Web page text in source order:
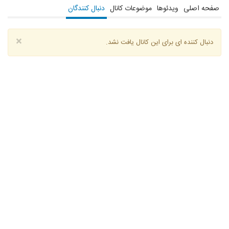
صفحه اصلی ویدئوها موضوعات کانال دنبال کنندگان
× دنبال کننده ای برای این کانال یافت نشد.